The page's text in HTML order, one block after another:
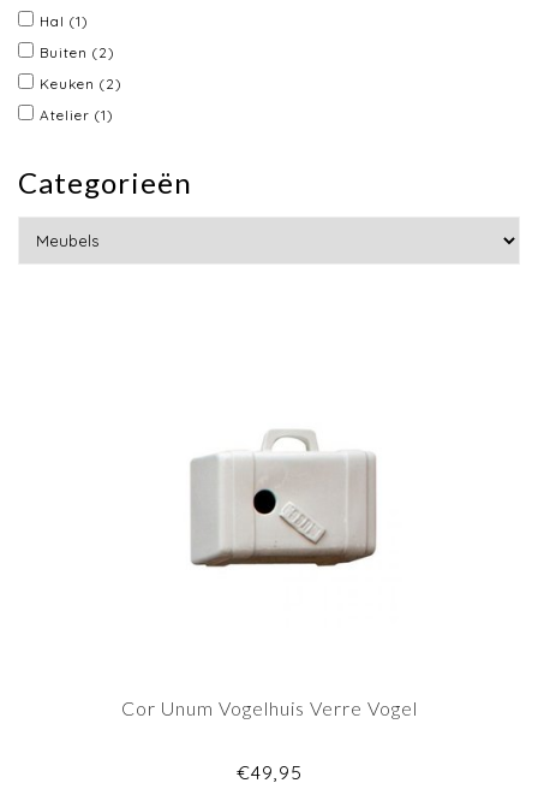
Hal (1)
Buiten (2)
Keuken (2)
Atelier (1)
Categorieën
Cor Unum Vogelhuis Verre Vogel
€49,95